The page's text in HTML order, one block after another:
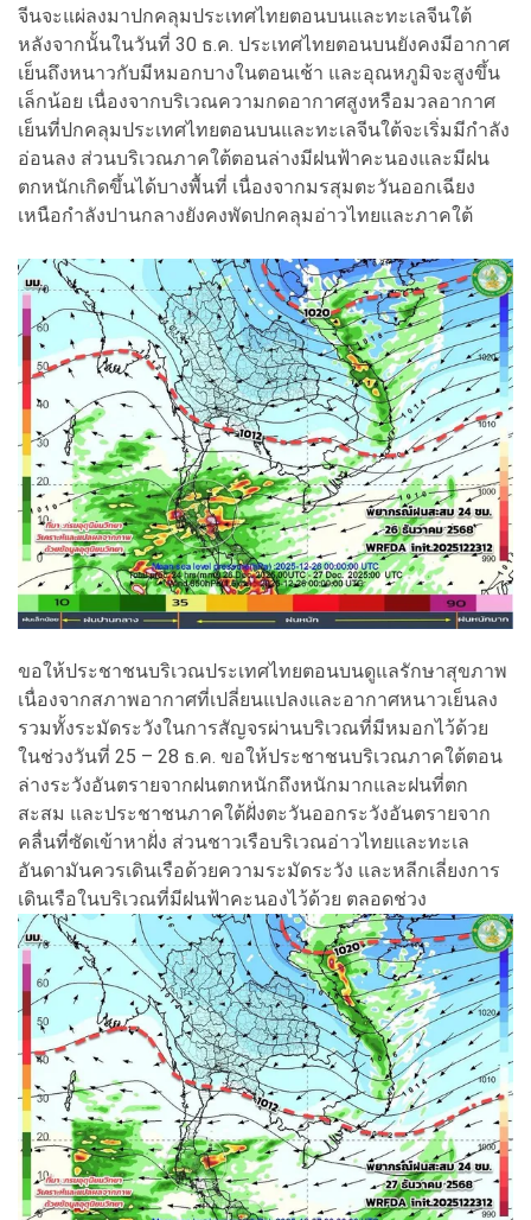
จีนจะแผ่ลงมาปกคลุมประเทศไทยตอนบนและทะเลจีนใต้
หลังจากนั้นในวันที่ 30 ธ.ค. ประเทศไทยตอนบนยังคงมีอากาศ
เย็นถึงหนาวกับมีหมอกบางในตอนเช้า และอุณหภูมิจะสูงขึ้น
เล็กน้อย เนื่องจากบริเวณความกดอากาศสูงหรือมวลอากาศ
เย็นที่ปกคลุมประเทศไทยตอนบนและทะเลจีนใต้จะเริ่มมีกำลัง
อ่อนลง ส่วนบริเวณภาคใต้ตอนล่างมีฝนฟ้าคะนองและมีฝน
ตกหนักเกิดขึ้นได้บางพื้นที่ เนื่องจากมรสุมตะวันออกเฉียง
เหนือกำลังปานกลางยังคงพัดปกคลุมอ่าวไทยและภาคใต้
ขอให้ประชาชนบริเวณประเทศไทยตอนบนดูแลรักษาสุขภาพ
เนื่องจากสภาพอากาศที่เปลี่ยนแปลงและอากาศหนาวเย็นลง
รวมทั้งระมัดระวังในการสัญจรผ่านบริเวณที่มีหมอกไว้ด้วย
ในช่วงวันที่ 25 – 28 ธ.ค. ขอให้ประชาชนบริเวณภาคใต้ตอน
ล่างระวังอันตรายจากฝนตกหนักถึงหนักมากและฝนที่ตก
สะสม และประชาชนภาคใต้ฝั่งตะวันออกระวังอันตรายจาก
คลื่นที่ซัดเข้าหาฝั่ง ส่วนชาวเรือบริเวณอ่าวไทยและทะเล
อันดามันควรเดินเรือด้วยความระมัดระวัง และหลีกเลี่ยงการ
เดินเรือในบริเวณที่มีฝนฟ้าคะนองไว้ด้วย ตลอดช่วง